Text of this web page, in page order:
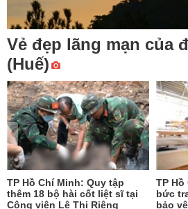
Vẻ đẹp lãng mạn của
(Huế)
TP Hồ Chí Minh: Quy tập
thêm 18 bộ hài cốt liệt sĩ tại
Công viên Lê Thị Riêng
TP Hồ
bức
bảo